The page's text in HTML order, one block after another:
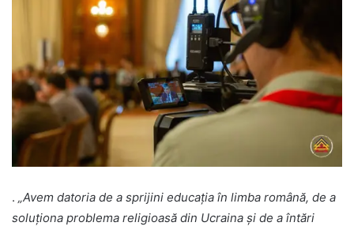
. „Avem datoria de a sprijini educația în limba română, de a
soluționa problema religioasă din Ucraina și de a întări